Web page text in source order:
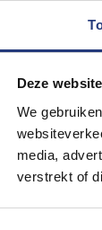
Deze
We
media,
verstrekt of